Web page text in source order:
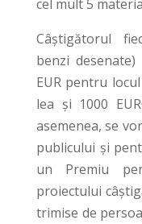
cel mult 5
Câştigătorul
benzi
EUR pentru
lea şi 1000
asemenea, se
publicului şi
un Premiu
proiectului
trimise de